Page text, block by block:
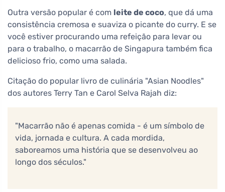
Outra versão popular é com leite de coco, que dá uma
consistência cremosa e suaviza o picante do curry. E se
você estiver procurando uma refeição para levar ou
para o trabalho, o macarrão de Singapura também fica
delicioso frio, como uma salada.
Citação do popular livro de culinária "Asian Noodles"
dos autores Terry Tan e Carol Selva Rajah diz:
"Macarrão não é apenas comida - é um símbolo de
vida, jornada e cultura. A cada mordida,
saboreamos uma história que se desenvolveu ao
longo dos séculos."